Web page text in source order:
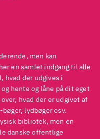
men kan
en samlet indgang til alle
hvad der udgives i
hente og låne på dit eget
hvad der er udgivet af
lydbøger osv.
bibliotek, men en
danske offentlige